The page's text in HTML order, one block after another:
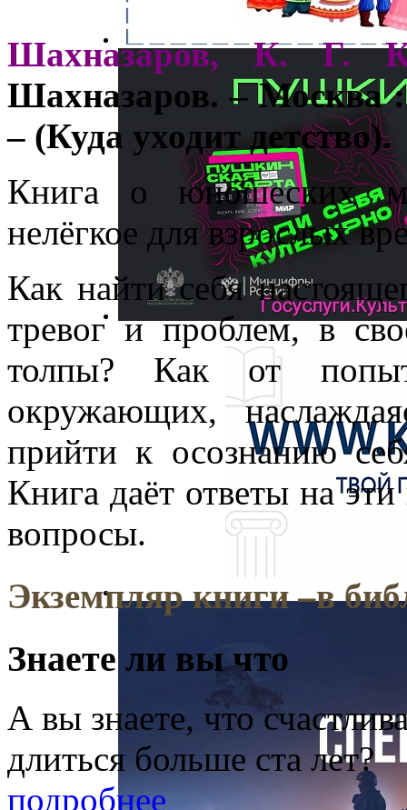
Шахназаров, К. Г.
Шахназаров. –
– (Куда уходит детство).
Книга о юношеских
нелёгкое для взрослых
Как найти себя
тревог и проблем, в
толпы? Как от
окружающих,
прийти к осознанию
Книга даёт ответы на
вопросы.
Экземпляр книги –в
Знаете ли вы что
А вы знаете, что
длиться больше ста лет?
подробнее